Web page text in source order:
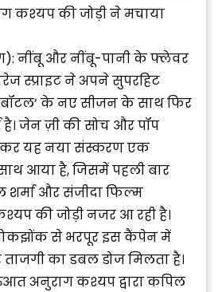
कश्‍यप की जोड़ी ने मचाया
नींबू और नींबू-पानी के फ्लेवर
स्प्राइट ने अपने सुपरहिट
के नए सीजन के साथ फिर
जेन ज़ी की सोच और पॉप
यह नया संस्करण एक
आया है, जिसमें पहली बार
शर्मा और संजीदा फिल्म
की जोड़ी नजर आ रही है।
से भरपूर इस कैंपेन में
का डबल डोज मिलता है।
अनुराग कश्यप द्वारा कपिल